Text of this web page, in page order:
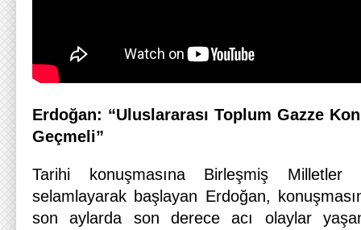
Erdoğan: “Uluslararası Toplum Gazze
Geçmeli”
Tarihi konuşmasına Birleşmiş Milletler
selamlayarak başlayan Erdoğan,
son aylarda son derece acı olaylar